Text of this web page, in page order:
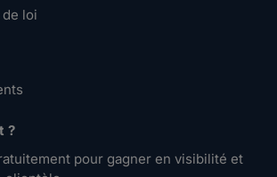
loi
?
pour gagner en visibilité et